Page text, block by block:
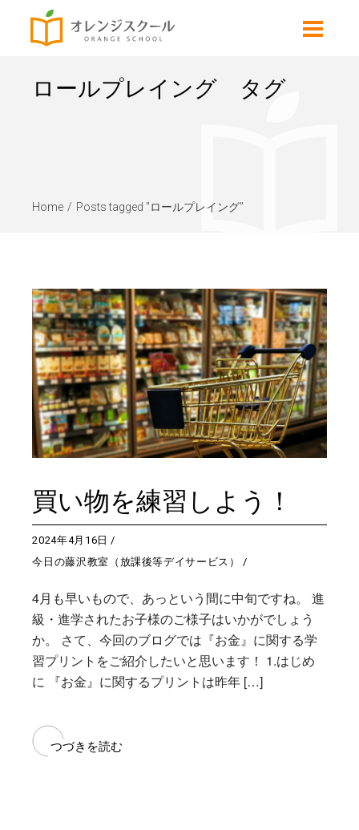
ロールプレイング タグ
Home Posts tagged "ロールプレイング"
買い物を練習しよう！
2024年4月16日
今日の藤沢教室（放課後等デイサービス）
4月も早いもので、あっという間に中旬ですね。 進
級・進学されたお子様のご様子はいかがでしょう
か。 さて、今回のブログでは『お金』に関する学
習プリントをご紹介したいと思います！ 1.はじめ
に 『お金』に関するプリントは昨年 […]
つづきを読む